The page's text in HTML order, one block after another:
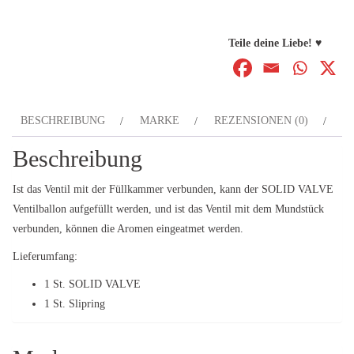
Teile deine Liebe! ♥
BESCHREIBUNG MARKE REZENSIONEN (0)
Beschreibung
Ist das Ventil mit der Füllkammer verbunden, kann der SOLID VALVE
Ventilballon aufgefüllt werden, und ist das Ventil mit dem Mundstück
verbunden, können die Aromen eingeatmet werden.
Lieferumfang:
1 St. SOLID VALVE
1 St. Slipring